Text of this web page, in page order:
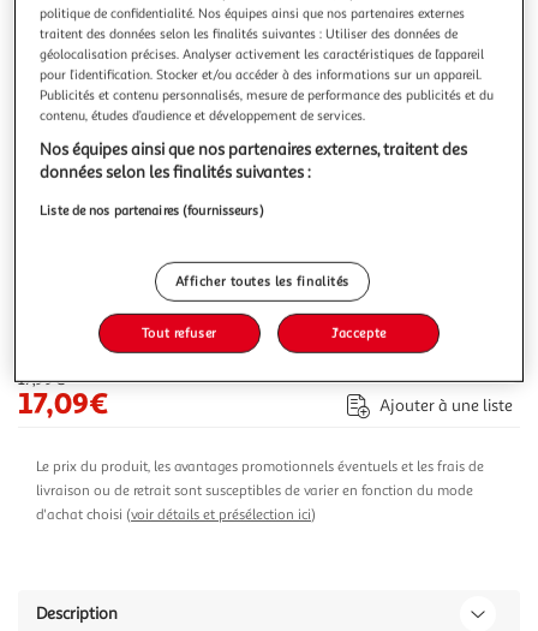
Livraison dès 6/7 jours
4,99€
Plus d'options
Vendu parMultishop 17,09€ 17,99€
Livraison offerte
1001Jouets
17,99€
17,09€
Ajouter au panier
Ajouter à une liste
Le prix du produit, les avantages promotionnels éventuels et les frais de
livraison ou de retrait sont susceptibles de varier en fonction du mode
d'achat choisi (voir détails et présélection ici)
Description
politique de confidentialité. Nos équipes ainsi que nos partenaires externes
traitent des données selon les finalités suivantes : Utiliser des données de
géolocalisation précises. Analyser activement les caractéristiques de l’appareil
pour l’identification. Stocker et/ou accéder à des informations sur un appareil.
Publicités et contenu personnalisés, mesure de performance des publicités et du
contenu, études d’audience et développement de services.
Nos équipes ainsi que nos partenaires externes, traitent des
données selon les finalités suivantes :
Liste de nos partenaires (fournisseurs)
Afficher toutes les finalités
Tout refuser J'accepte